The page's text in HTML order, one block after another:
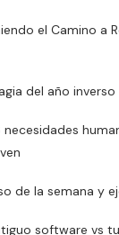
el Camino a
del año inverso
necesidades
de la semana y
software vs